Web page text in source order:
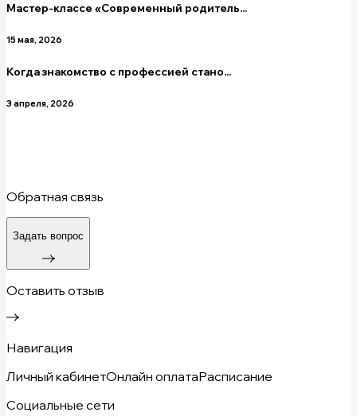
Мастер-классе «Современный родитель...
15 мая, 2026
Когда знакомство с профессией стано...
3 апреля, 2026
Обратная связь
Задать вопрос
Оставить отзыв
Навигация
Личный кабинетОнлайн оплатаРасписание
Социальные сети